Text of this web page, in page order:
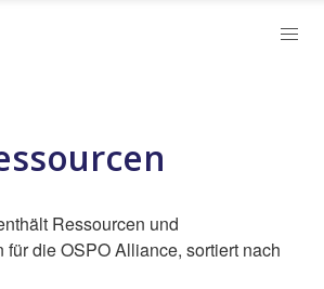
Ressourcen und
die OSPO Alliance, sortiert nach